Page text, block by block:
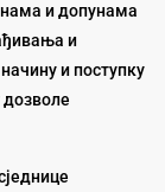
и допунама
и
и поступку